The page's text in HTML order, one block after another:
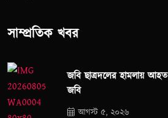
সাম্প্রতিক খবর
জবি ছাত্রদলের হামলায় আহত
জবি
আগস্ট ৫, ২০২৬